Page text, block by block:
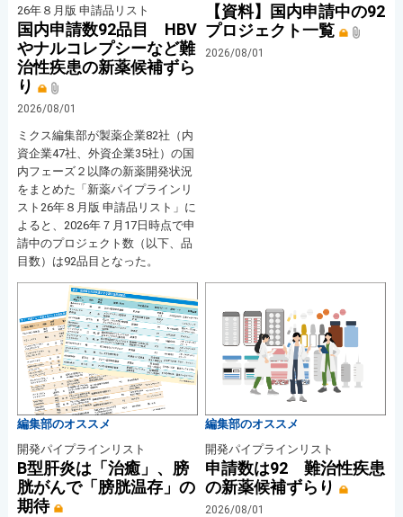
26年８月版 申請品リスト
国内申請数92品目 HBV
やナルコレプシーなど難
治性疾患の新薬候補ずら
り
2026/08/01
ミクス編集部が製薬企業82社（内
資企業47社、外資企業35社）の国
内フェーズ２以降の新薬開発状況
をまとめた「新薬パイプラインリ
スト26年８月版 申請品リスト」に
よると、2026年７月17日時点で申
請中のプロジェクト数（以下、品
目数）は92品目となった。
【資料】国内申請中の92
プロジェクト一覧
2026/08/01
編集部のオススメ
開発パイプラインリスト
B型肝炎は「治癒」、膀
胱がんで「膀胱温存」の
期待
編集部のオススメ
開発パイプラインリスト
申請数は92 難治性疾患
の新薬候補ずらり
2026/08/01